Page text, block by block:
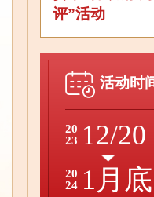
评”活动
活动时
20
23 12/20
20
24 1月底